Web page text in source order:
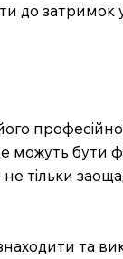
до затримок
професійної
можуть бути
тільки
та